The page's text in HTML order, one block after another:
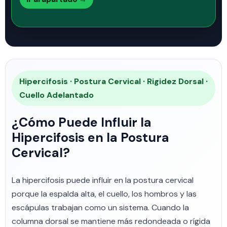
Hipercifosis · Postura Cervical · Rigidez Dorsal ·
Cuello Adelantado
¿Cómo Puede Influir la
Hipercifosis en la Postura
Cervical?
La hipercifosis puede influir en la postura cervical
porque la espalda alta, el cuello, los hombros y las
escápulas trabajan como un sistema. Cuando la
columna dorsal se mantiene más redondeada o rígida